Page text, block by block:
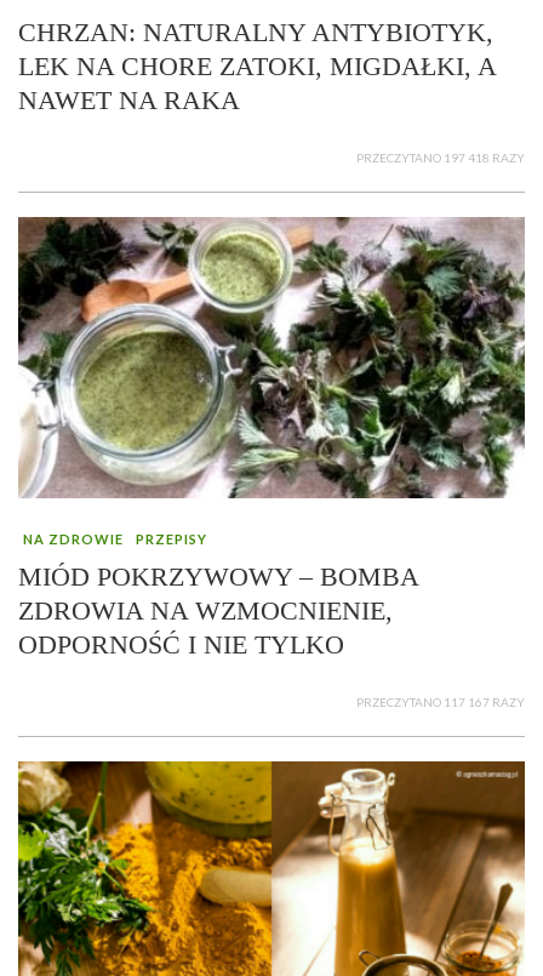
CHRZAN: NATURALNY ANTYBIOTYK,
LEK NA CHORE ZATOKI, MIGDAŁKI, A
NAWET NA RAKA
PRZECZYTANO 197 418 RAZY
NA ZDROWIE PRZEPISY
MIÓD POKRZYWOWY – BOMBA
ZDROWIA NA WZMOCNIENIE,
ODPORNOŚĆ I NIE TYLKO
PRZECZYTANO 117 167 RAZY